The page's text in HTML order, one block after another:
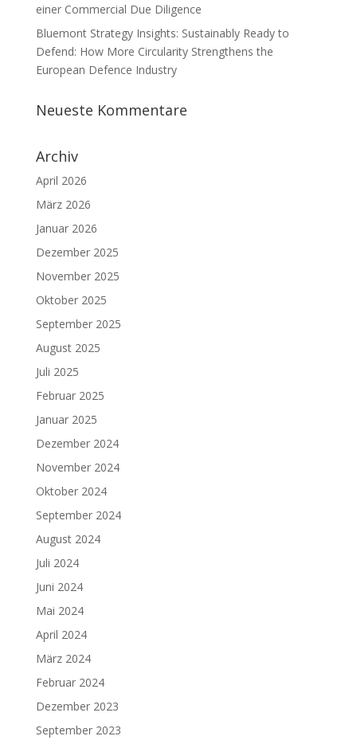
einer Commercial Due Diligence
Bluemont Strategy Insights: Sustainably Ready to
Defend: How More Circularity Strengthens the
European Defence Industry
Neueste Kommentare
Archiv
April 2026
März 2026
Januar 2026
Dezember 2025
November 2025
Oktober 2025
September 2025
August 2025
Juli 2025
Februar 2025
Januar 2025
Dezember 2024
November 2024
Oktober 2024
September 2024
August 2024
Juli 2024
Juni 2024
Mai 2024
April 2024
März 2024
Februar 2024
Dezember 2023
September 2023